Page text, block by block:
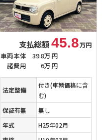
支払総額45.8万円
車両本体
39.8万円
諸費用
6万円
法定整備
付き(車輌価格に含
む)
保証有無
無し
年式
H25年02月